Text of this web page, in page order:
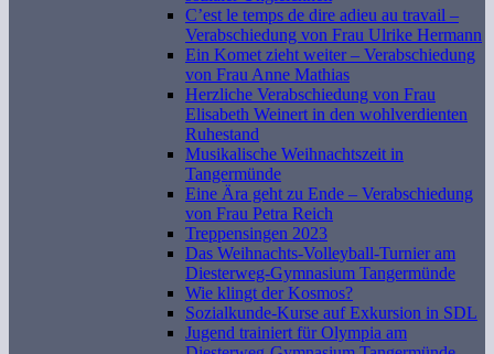
C’est le temps de dire adieu au travail –
Verabschiedung von Frau Ulrike Hermann
Ein Komet zieht weiter – Verabschiedung
von Frau Anne Mathias
Herzliche Verabschiedung von Frau
Elisabeth Weinert in den wohlverdienten
Ruhestand
Musikalische Weihnachtszeit in
Tangermünde
Eine Ära geht zu Ende – Verabschiedung
von Frau Petra Reich
Treppensingen 2023
Das Weihnachts-Volleyball-Turnier am
Diesterweg-Gymnasium Tangermünde
Wie klingt der Kosmos?
Sozialkunde-Kurse auf Exkursion in SDL
Jugend trainiert für Olympia am